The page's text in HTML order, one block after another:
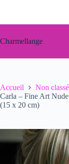
Charmellange
Accueil
Non classé
Carla – Fine Art
(15 x 20 cm)